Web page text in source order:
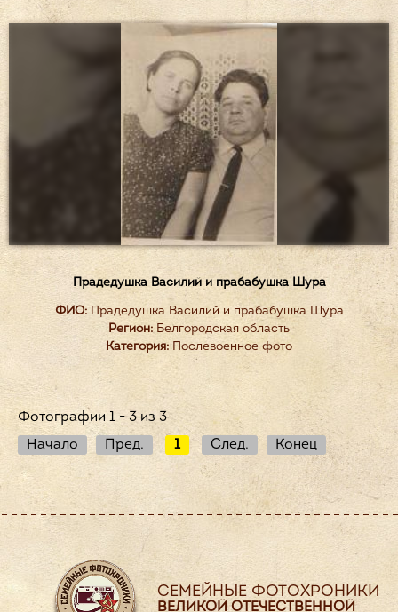
Прадедушка Василий и прабабушка Шура
ФИО:Прадедушка Василий и прабабушка Шура
Регион:Белгородская область
Категория: Послевоенное фото
Фотографии 1 - 3 из 3
Начало
Пред. 1 След. Конец
СЕМЕЙНЫЕ ФОТОХРОНИКИ
ВЕЛИКОЙ ОТЕЧЕСТВЕННОЙ